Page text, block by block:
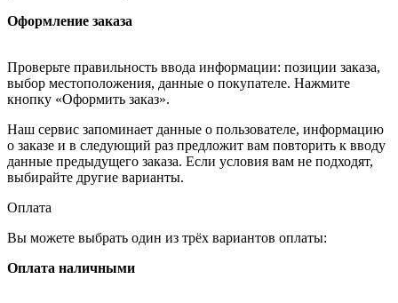
Оформление заказа
Проверьте правильность ввода информации: позиции заказа,
выбор местоположения, данные о покупателе. Нажмите
кнопку «Оформить заказ».
Наш сервис запоминает данные о пользователе, информацию
о заказе и в следующий раз предложит вам повторить к вводу
данные предыдущего заказа. Если условия вам не подходят,
выбирайте другие варианты.
Оплата
Вы можете выбрать один из трёх вариантов оплаты:
Оплата наличными